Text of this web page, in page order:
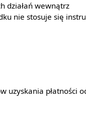
działań wewnątrz
nie stosuje się
uzyskania płatności